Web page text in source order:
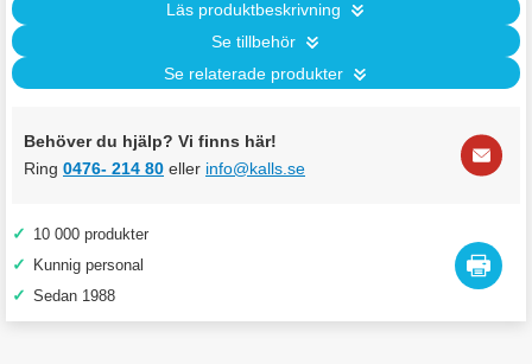
Läs produktbeskrivning
Se tillbehör
Se relaterade produkter
Behöver du hjälp? Vi finns här!
Ring 0476- 214 80 eller info@kalls.se
✓ 10 000 produkter
✓ Kunnig personal
✓ Sedan 1988